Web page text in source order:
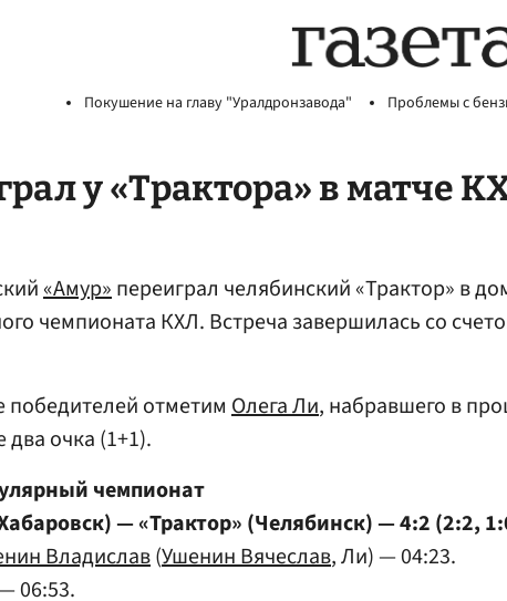
Покушение на главу "Уралдронзавода" Проблемы с
у «Трактора» в матче
«Амур»переиграл челябинский «Трактор» в
чемпионата КХЛ. Встреча завершилась со
победителей отметим Олега Ли, набравшего в
два очка (1+1).
чемпионат
— «Трактор» (Челябинск) — 4:2 (2:2,
Владислав(Ушенин Вячеслав, Ли) — 04:23.
06:53.